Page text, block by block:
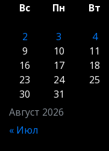
Август 2026
Вс Пн Вт
2
3 4
9
10 11
16
17 18
23
24 25
30
31
« Июл